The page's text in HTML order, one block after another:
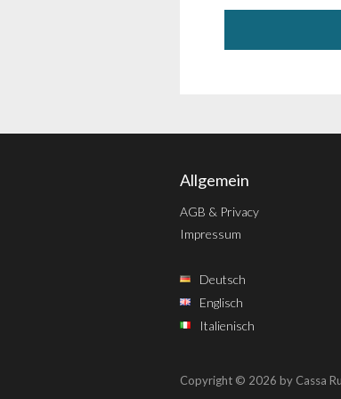
Allgemein
AGB & Privacy
Impressum
Deutsch
Englisch
Italienisch
Copyright © 2026 by Cassa